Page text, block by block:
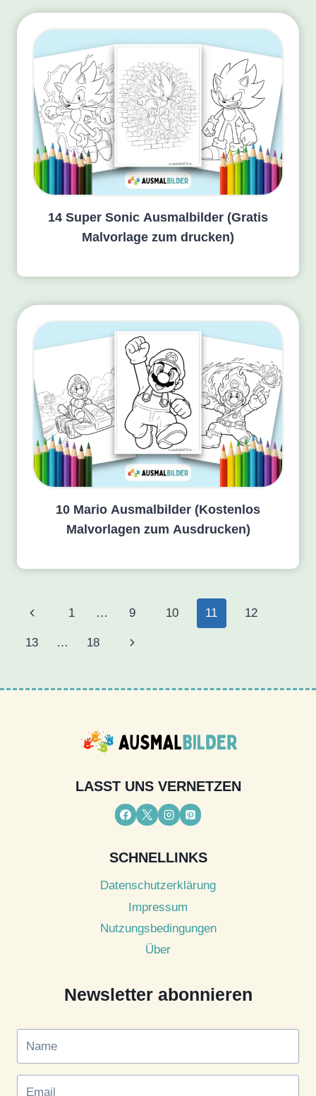
14 Super Sonic Ausmalbilder (Gratis
Malvorlage zum drucken)
10 Mario Ausmalbilder (Kostenlos
Malvorlagen zum Ausdrucken)
Seitennavigation
Vorherige
Seite
1 … 9 10 11 12
13 … 18
Nächste
LASST UNS VERNETZEN
SCHNELLINKS
Datenschutzerklärung
Impressum
Nutzungsbedingungen
Über
Newsletter abonnieren